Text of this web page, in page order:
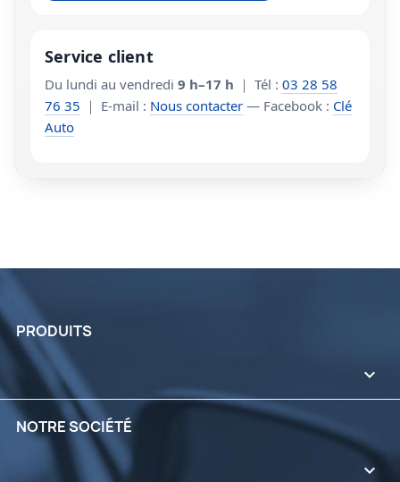
Service client
Du lundi au vendredi 9 h–17 h ｜ Tél : 03 28 58
76 35 ｜ E-mail : Nous contacter — Facebook : Clé
Auto
PRODUITS

NOTRE SOCIÉTÉ
